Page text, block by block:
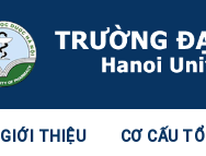
GIỚI THIỆU CƠ CẤU